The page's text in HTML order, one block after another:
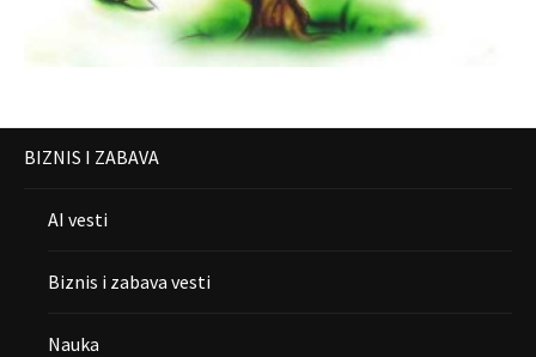
BIZNIS I ZABAVA
AI vesti
Biznis i zabava vesti
Nauka